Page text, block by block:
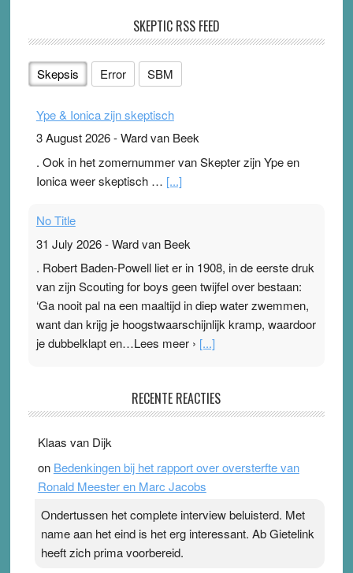
SKEPTIC RSS FEED
Skepsis Error SBM
Ype & Ionica zijn skeptisch
3 August 2026-Ward van Beek
. Ook in het zomernummer van Skepter zijn Ype en
Ionica weer skeptisch … [...]
No Title
31 July 2026-Ward van Beek
. Robert Baden-Powell liet er in 1908, in de eerste druk
van zijn Scouting for boys geen twijfel over bestaan:
‘Ga nooit pal na een maaltijd in diep water zwemmen,
want dan krijg je hoogstwaarschijnlijk kramp, waardoor
je dubbelklapt en…Lees meer › [...]
Ward van Beek
topsporters. Ze hopen ermee hun hartslag te verlagen
terwijl ze meer zuurstof opnemen. Daarop heeft zo’n
pleister geen effect. Maar het gevoel ‘makkelijker te
Pleisterplakkers in de topspsort ›[...]
RECENTE REACTIES
Klaas van Dijk
on Bedenkingen bij het rapport over oversterfte van
Ronald Meester en Marc Jacobs
Ondertussen het complete interview beluisterd. Met
name aan het eind is het erg interessant. Ab Gietelink
heeft zich prima voorbereid.